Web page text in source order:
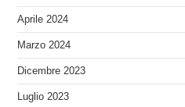
Aprile 2024
Marzo 2024
Dicembre 2023
Luglio 2023